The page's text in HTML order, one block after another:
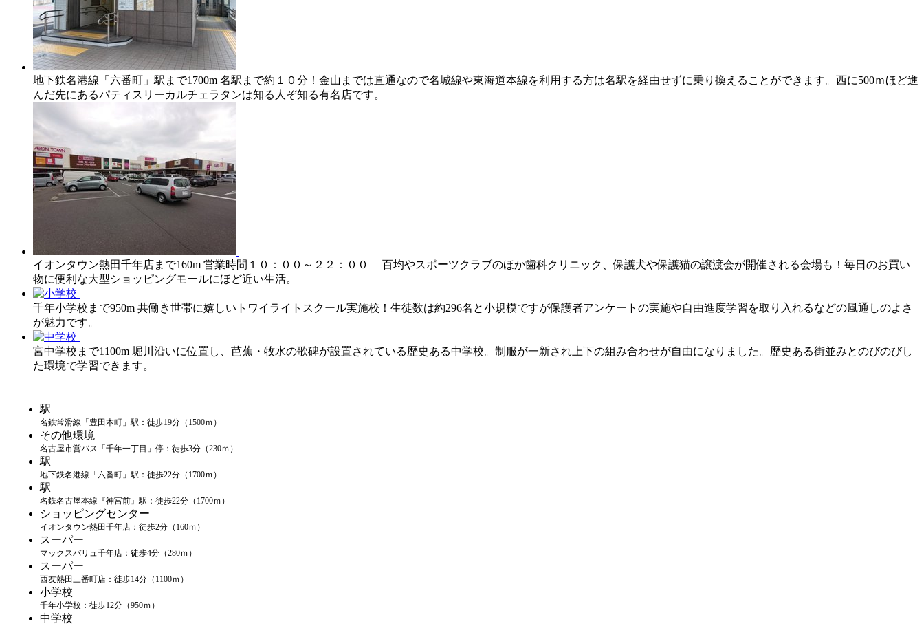
地下鉄名港線「六番町」駅まで1700m 名駅まで約１０分！金山までは直通なので名城線や東海道本線を利用する方は名駅を経由せずに乗り換えることができます。西に500ｍほど進
んだ先にあるパティスリーカルチェラタンは知る人ぞ知る有名店です。
イオンタウン熱田千年店まで160m 営業時間１０：００～２２：００ 百均やスポーツクラブのほか歯科クリニック、保護犬や保護猫の譲渡会が開催される会場も！毎日のお買い
物に便利な大型ショッピングモールにほど近い生活。
千年小学校まで950m 共働き世帯に嬉しいトワイライトスクール実施校！生徒数は約296名と小規模ですが保護者アンケートの実施や自由進度学習を取り入れるなどの風通しのよさ
が魅力です。
宮中学校まで1100m 堀川沿いに位置し、芭蕉・牧水の歌碑が設置されている歴史ある中学校。制服が一新され上下の組み合わせが自由になりました。歴史ある街並みとのびのびし
た環境で学習できます。
駅
名鉄常滑線「豊田本町」駅：徒歩19分（1500ｍ）
その他環境
名古屋市営バス「千年一丁目」停：徒歩3分（230ｍ）
駅
地下鉄名港線「六番町」駅：徒歩22分（1700ｍ）
駅
名鉄名古屋本線『神宮前』駅：徒歩22分（1700ｍ）
ショッピングセンター
イオンタウン熱田千年店：徒歩2分（160ｍ）
スーパー
マックスバリュ千年店：徒歩4分（280ｍ）
スーパー
西友熱田三番町店：徒歩14分（1100ｍ）
小学校
千年小学校：徒歩12分（950ｍ）
中学校